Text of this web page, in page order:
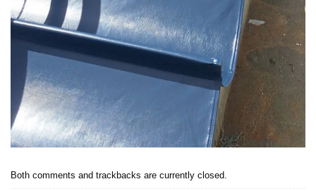
Both comments and trackbacks are currently closed.